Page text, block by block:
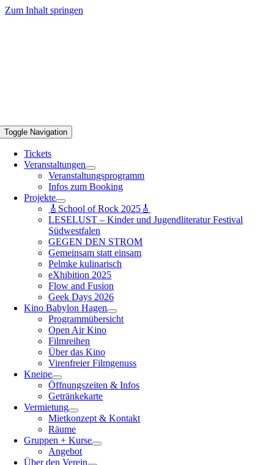
Zum Inhalt springen
Toggle Navigation
Tickets
Veranstaltungen
Veranstaltungsprogramm
Infos zum Booking
Projekte
🎸School of Rock 2025🎸
LESELUST – Kinder und Jugendliteratur Festival
Südwestfalen
GEGEN DEN STROM
Gemeinsam statt einsam
Pelmke kulinarisch
eXhibition 2025
Flow and Fusion
Geek Days 2026
Kino Babylon Hagen
Programmübersicht
Open Air Kino
Filmreihen
Über das Kino
Virenfreier Filmgenuss
Kneipe
Öffnungszeiten & Infos
Getränkekarte
Vermietung
Mietkonzept & Kontakt
Räume
Gruppen + Kurse
Angebot
Über den Verein